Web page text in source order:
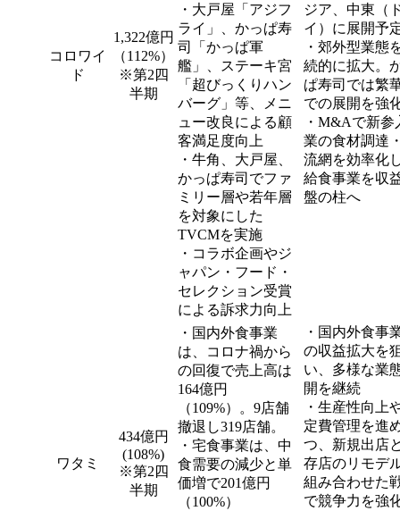
コロワイ
ド
1,322億円
（112%）
※第2四
半期
・大戸屋「アジフ
ライ」、かっぱ寿
司「かっぱ軍
艦」、ステーキ宮
「超びっくりハン
バーグ」等、メニ
ュー改良による顧
客満足度向上
・牛角、大戸屋、
かっぱ寿司でファ
ミリー層や若年層
を対象にした
TVCMを実施
・コラボ企画やジ
ャパン・フード・
セレクション受賞
による訴求力向上
ジア、中東（
イ）に展開予
・郊外型業態
続的に拡大。
ぱ寿司では繁
での展開を強
・M&Aで新参
業の食材調達
流網を効率化
給食事業を収
盤の柱へ
ワタミ
434億円
(108%)
※第2四
半期
・国内外食事業
は、コロナ禍から
の回復で売上高は
164億円
（109%）。9店舗
撤退し319店舗。
・宅食事業は、中
食需要の減少と単
価増で201億円
（100%）
・国内外食事
の収益拡大を
い、多様な業
開を継続
・生産性向上
定費管理を進
つ、新規出店
存店のリモデ
組み合わせた
で競争力を強